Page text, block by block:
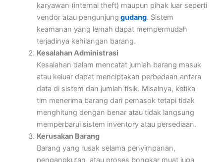
karyawan (internal theft) maupun pihak luar seperti
vendor atau pengunjung gudang. Sistem
keamanan yang lemah dapat mempermudah
terjadinya kehilangan barang.
Kesalahan Administrasi
Kesalahan dalam mencatat jumlah barang masuk
atau keluar dapat menciptakan perbedaan antara
data di sistem dan jumlah fisik. Misalnya, ketika
tim menerima barang dari pemasok tetapi tidak
menghitung dengan benar atau tidak langsung
memperbarui sistem inventory atau persediaan.
Kerusakan Barang
Barang yang rusak selama penyimpanan,
pengangkutan, atau proses bongkar muat juga